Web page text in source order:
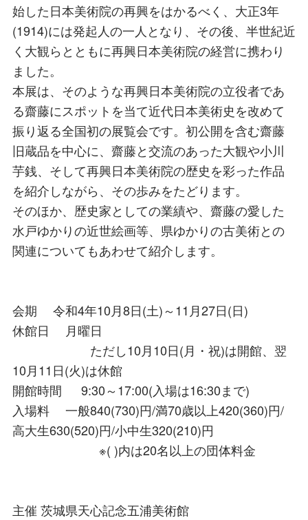
始した日本美術院の再興をはかるべく、大正3年
(1914)には発起人の一人となり、その後、半世紀近
く大観らとともに再興日本美術院の経営に携わり
ました。
本展は、そのような再興日本美術院の立役者であ
る齋藤にスポットを当て近代日本美術史を改めて
振り返る全国初の展覧会です。初公開を含む齋藤
旧蔵品を中心に、齋藤と交流のあった大観や小川
芋銭、そして再興日本美術院の歴史を彩った作品
を紹介しながら、その歩みをたどります。
そのほか、歴史家としての業績や、齋藤の愛した
水戸ゆかりの近世絵画等、県ゆかりの古美術との
関連についてもあわせて紹介します。
会期 令和4年10月8日(土)～11月27日(日)
休館日 月曜日
ただし10月10日(月・祝)は開館、翌
10月11日(火)は休館
開館時間 9:30～17:00(入場は16:30まで)
入場料 一般840(730)円/満70歳以上420(360)円/
高大生630(520)円/小中生320(210)円
※( )内は20名以上の団体料金
主催 茨城県天心記念五浦美術館